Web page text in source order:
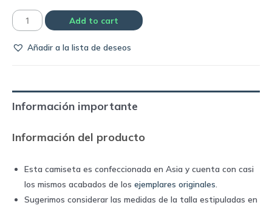
Camiseta
Madrid
away
|
quantity
Add to cart
Añadir a la lista de deseos
Información importante
Información del producto
Esta camiseta es confeccionada en Asia y cuenta con casi
los mismos acabados de los ejemplares originales
Sugerimos considerar las medidas de la talla estipuladas en